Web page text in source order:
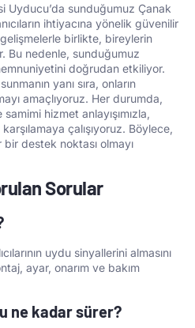
Uyducu’da sunduğumuz Çanak
ihtiyacına yönelik güvenilir
birlikte, bireylerin
Bu nedenle, sunduğumuz
doğrudan etkiliyor.
yanı sıra, onların
amaçlıyoruz. Her durumda,
hizmet anlayışımızla,
karşılamaya çalışıyoruz. Böylece,
destek noktası olmayı
Sorular
uydu sinyallerini almasını
ayar, onarım ve bakım
ne kadar sürer?